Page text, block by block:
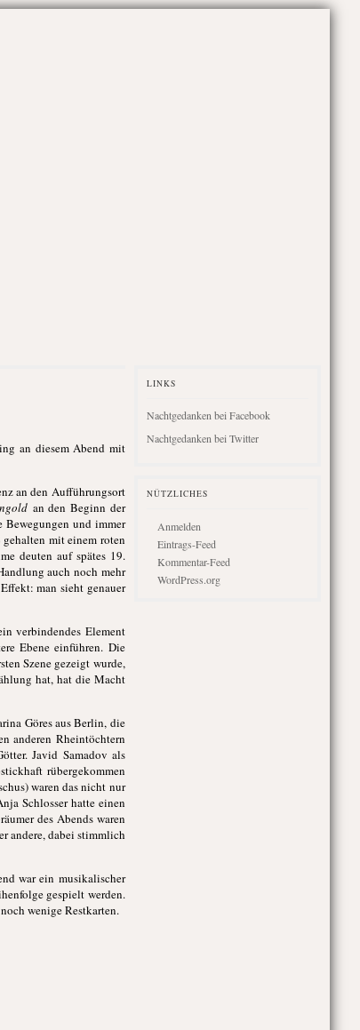
an diesem Abend mit
an den Aufführungsort
an den Beginn der
und immer
mit einem roten
deuten auf spätes 19.
auch noch mehr
man sieht genauer
verbindendes Element
Ebene einführen. Die
Szene gezeigt wurde,
hat, hat die Macht
Göres aus Berlin, die
anderen Rheintöchtern
Javid Samadov als
rübergekommen
waren das nicht nur
Schlosser hatte einen
des Abends waren
andere, dabei stimmlich
war ein musikalischer
gespielt werden.
wenige Restkarten.
LINKS
Nachtgedanken bei Facebook
Nachtgedanken bei Twitter
NÜTZLICHES
Anmelden
Eintrags-Feed
Kommentar-Feed
WordPress.org